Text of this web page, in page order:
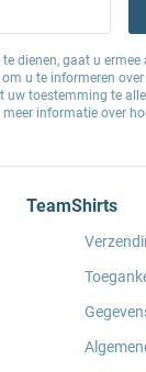
dienen, gaat u
u te informeren
uw toestemming te
informatie over
TeamShirts